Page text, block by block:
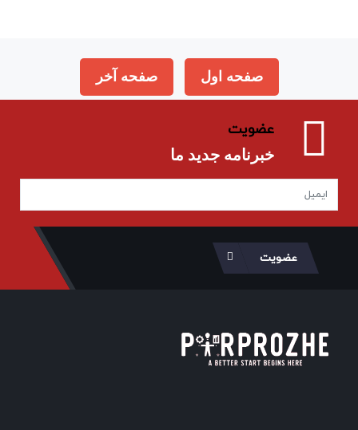
صفحه اول صفحه آخر
عضویت
خبرنامه جدید ما
عضویت